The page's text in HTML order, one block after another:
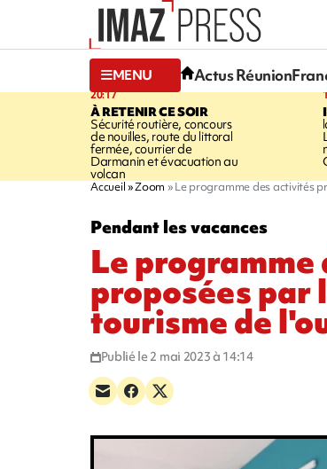
MENU Actus Réunion
20:17
À RETENIR CE SOIR
Sécurité routière, concours
de nouilles, route du littoral
fermée, courrier de
Darmanin et évacuation au
volcan
Accueil Zoom Le programme des activités
Pendant les vacances
Le
proposées par
tourisme de
Publié le 2 mai 2023 à 14:14